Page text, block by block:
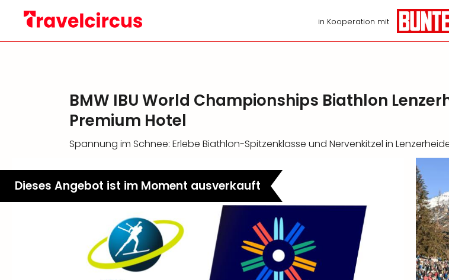
in Kooperation mit
BMW IBU World Championships Biathlon
Premium Hotel
Spannung im Schnee: Erlebe Biathlon-Spitzenklasse und Nervenkitzel in
Dieses Angebot ist im Moment ausverkauft